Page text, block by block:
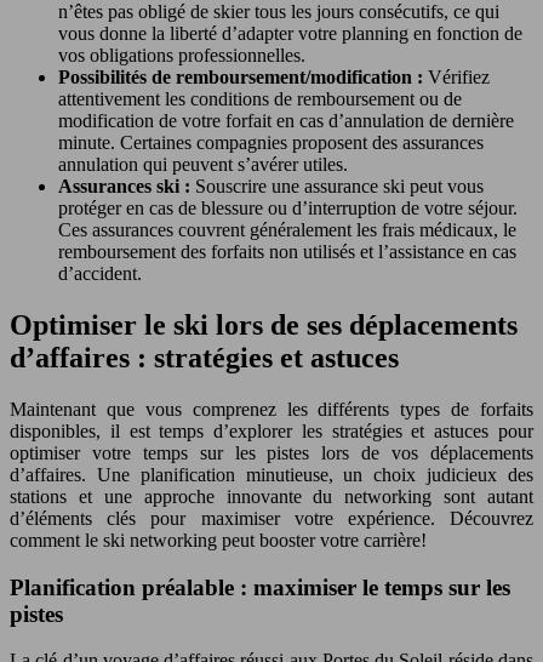
n’êtes pas obligé de skier tous les jours consécutifs, ce qui
vous donne la liberté d’adapter votre planning en fonction de
vos obligations professionnelles.
Possibilités de remboursement/modification : Vérifiez
attentivement les conditions de remboursement ou de
modification de votre forfait en cas d’annulation de dernière
minute. Certaines compagnies proposent des assurances
annulation qui peuvent s’avérer utiles.
Assurances ski : Souscrire une assurance ski peut vous
protéger en cas de blessure ou d’interruption de votre séjour.
Ces assurances couvrent généralement les frais médicaux, le
remboursement des forfaits non utilisés et l’assistance en cas
d’accident.
Optimiser le ski lors de ses déplacements
d’affaires : stratégies et astuces
Maintenant que vous comprenez les différents types de forfaits
disponibles, il est temps d’explorer les stratégies et astuces pour
optimiser votre temps sur les pistes lors de vos déplacements
d’affaires. Une planification minutieuse, un choix judicieux des
stations et une approche innovante du networking sont autant
d’éléments clés pour maximiser votre expérience. Découvrez
comment le ski networking peut booster votre carrière!
Planification préalable : maximiser le temps sur les
pistes